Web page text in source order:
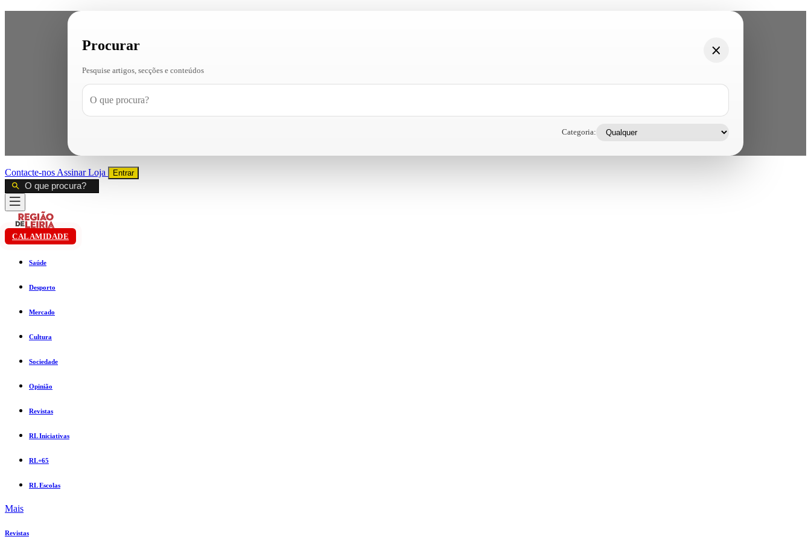
Procurar
Pesquise artigos, secções e conteúdos
Categoria:
Contacte-nos AssinarLoja Entrar
CALAMIDADE
Saúde
Desporto
Mercado
Cultura
Sociedade
Opinião
Revistas
RL Iniciativas
RL+65
RL Escolas
Mais
Revistas